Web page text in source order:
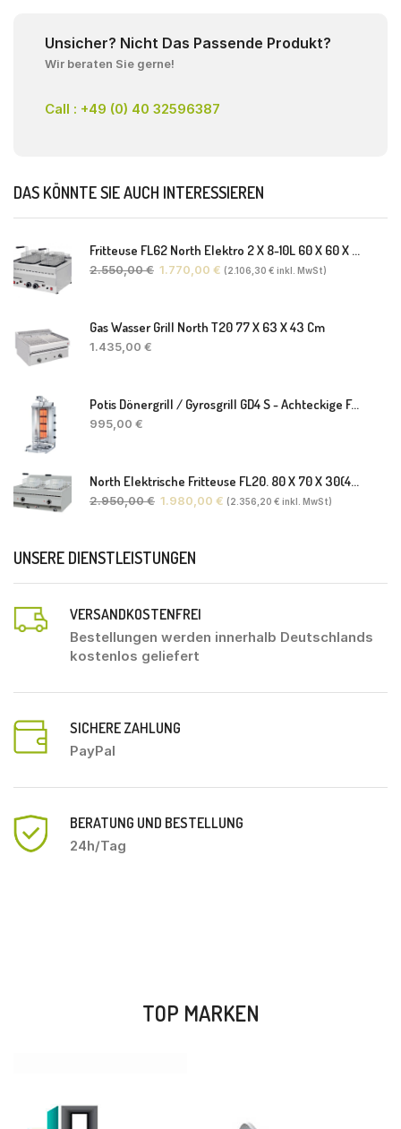
Unsicher? Nicht Das Passende Produkt?
Wir beraten Sie gerne!
Call : +49 (0) 40 32596387
DAS KÖNNTE SIE AUCH INTERESSIEREN
Fritteuse FL62 North Elektro 2 X 8-10L 60 X 60 X 30(38) Cm
2.550,00€ 1.770,00 € (2.106,30 € inkl. MwSt)
Gas Wasser Grill North T20 77 X 63 X 43 Cm
1.435,00 €
Potis Dönergrill / Gyrosgrill GD4 S - Achteckige Fettwanne-Ohne Schaufel
995,00 €
North Elektrische Fritteuse FL20. 80 X 70 X 30(46) Cm
2.950,00€ 1.980,00 € (2.356,20 € inkl. MwSt)
UNSERE DIENSTLEISTUNGEN
VERSANDKOSTENFREI
Bestellungen werden innerhalb Deutschlands
kostenlos geliefert
SICHERE ZAHLUNG
PayPal
BERATUNG UND BESTELLUNG
24h/Tag
TOP MARKEN